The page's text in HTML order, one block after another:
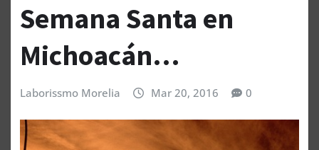
Semana Santa en
Michoacán…
Laborissmo Morelia Mar 20, 2016 0